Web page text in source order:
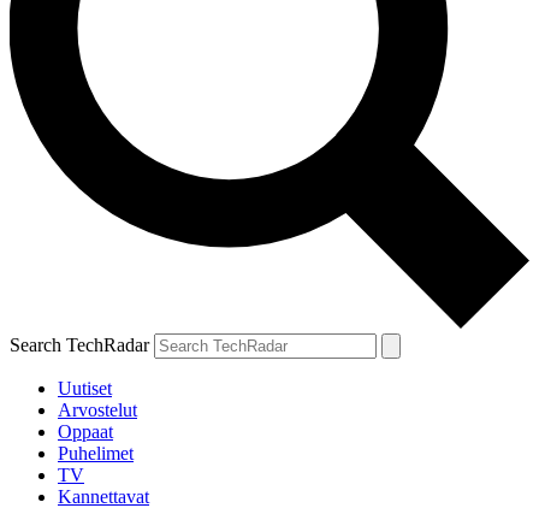
Search TechRadar
Uutiset
Arvostelut
Oppaat
Puhelimet
TV
Kannettavat